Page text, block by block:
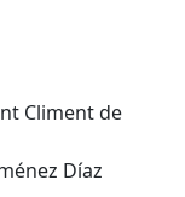
Climent de
Díaz